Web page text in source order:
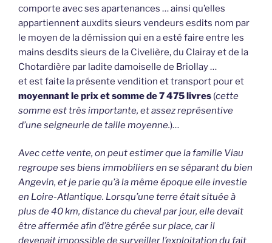
comporte avec ses apartenances … ainsi qu’elles
appartiennent auxdits sieurs vendeurs esdits nom par
le moyen de la démission qui en a esté faire entre les
mains desdits sieurs de la Civelière, du Clairay et de la
Chotardière par ladite damoiselle de Briollay …
et est faite la présente vendition et transport pour et
moyennant le prix et somme de 7 475 livres (cette
somme est très importante, et assez représentive
d’une seigneurie de taille moyenne.)…
Avec cette vente, on peut estimer que la famille Viau
regroupe ses biens immobiliers en se séparant du bien
Angevin, et je parie qu’à la même époque elle investie
en Loire-Atlantique. Lorsqu’une terre était située à
plus de 40 km, distance du cheval par jour, elle devait
être affermée afin d’être gérée sur place, car il
devenait impossible de surveiller l’exploitation du fait